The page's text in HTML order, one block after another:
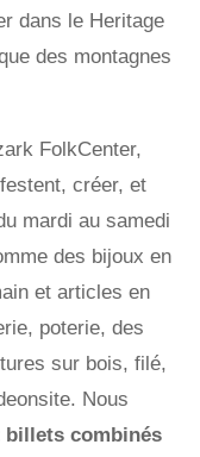
dans le Heritage
des montagnes
FolkCenter,
créer, et
mardi au samedi
des bijoux en
et articles en
poterie, des
sur bois, filé,
Nous
billets combinés